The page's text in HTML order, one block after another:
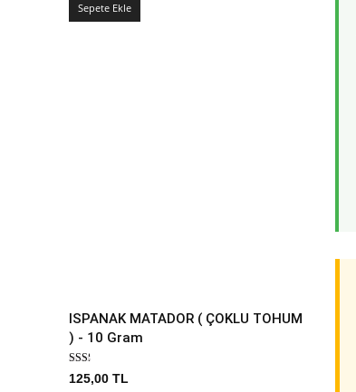
Sepete Ekle
ISPANAK MATADOR ( ÇOKLU TOHUM
) - 10 Gram
125,00 TL